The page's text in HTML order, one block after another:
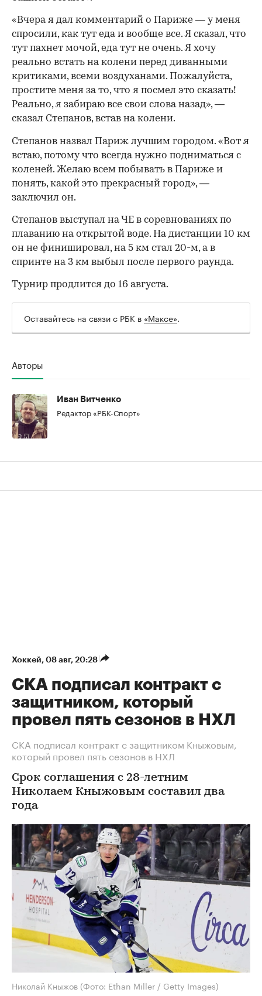
«Вчера я дал комментарий о Париже — у меня
спросили, как тут еда и вообще все. Я сказал, что
тут пахнет мочой, еда тут не очень. Я хочу
реально встать на колени перед диванными
критиками, всеми воздуханами. Пожалуйста,
простите меня за то, что я посмел это сказать!
Реально, я забираю все свои слова назад», —
сказал Степанов, встав на колени.
00:00 00:00
Степанов назвал Париж лучшим городом. «Вот я
встаю, потому что всегда нужно подниматься с
коленей. Желаю всем побывать в Париже и
понять, какой это прекрасный город», —
заключил он.
Степанов выступал на ЧЕ в соревнованиях по
плаванию на открытой воде. На дистанции 10 км
он не финишировал, на 5 км стал 20-м, а в
спринте на 3 км выбыл после первого раунда.
Турнир продлится до 16 августа.
Оставайтесь на связи с РБК в «Максе».
Авторы
Иван Витченко
Редактор «РБК-Спорт»
Хоккей⁠, 08 авг, 20:28
СКА подписал контракт с
защитником, который
провел пять сезонов в НХЛ
СКА подписал контракт с защитником Кныжовым,
который провел пять сезонов в НХЛ
Срок соглашения с 28-летним
Николаем Кныжовым составил два
года
Николай Кныжов (Фото: Ethan Miller / Getty Images)